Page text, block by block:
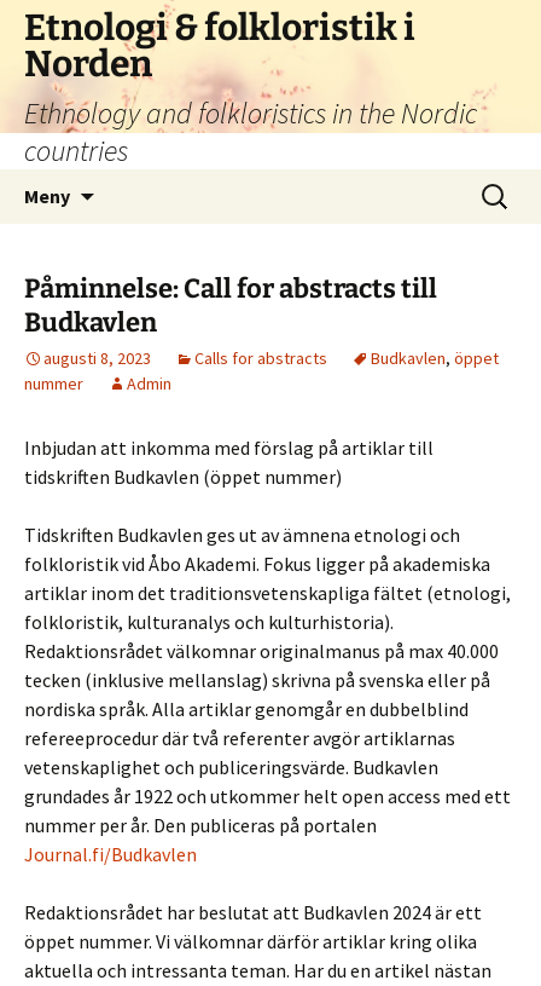
Hoppa
innehåll
Etnologi & folkloristik i
Norden
Ethnology and folkloristics in the Nordic
countries
Meny
Sök
efter:
Påminnelse: Call for abstracts till
Budkavlen
augusti 8, 2023 Calls for abstracts Budkavlen, öppet
nummer
Admin
Inbjudan att inkomma med förslag på artiklar till
tidskriften Budkavlen (öppet nummer)
Tidskriften Budkavlen ges ut av ämnena etnologi och
folkloristik vid Åbo Akademi. Fokus ligger på akademiska
artiklar inom det traditionsvetenskapliga fältet (etnologi,
folkloristik, kulturanalys och kulturhistoria).
Redaktionsrådet välkomnar originalmanus på max 40.000
tecken (inklusive mellanslag) skrivna på svenska eller på
nordiska språk. Alla artiklar genomgår en dubbelblind
refereeprocedur där två referenter avgör artiklarnas
vetenskaplighet och publiceringsvärde. Budkavlen
grundades år 1922 och utkommer helt open access med ett
nummer per år. Den publiceras på portalen
Journal.fi/Budkavlen
Redaktionsrådet har beslutat att Budkavlen 2024 är ett
öppet nummer. Vi välkomnar därför artiklar kring olika
aktuella och intressanta teman. Har du en artikel nästan